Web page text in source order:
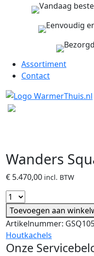
Vandaag
Eenvoudig
Assortiment
Contact
Wanders
€ 5.470,00 incl. BTW
Toevoegen aan
Artikelnummer:
Houtkachels
Onze